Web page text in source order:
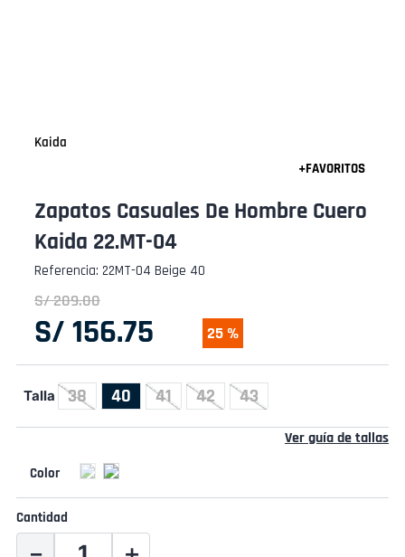
Kaida
Zapatos Casuales De Hombre Cuero
Kaida 22.MT-04
Referencia: 22MT-04 Beige 40
S/209.00
S/ 156.75 25 %
Talla 38 40 41 42 43
Ver guía de tallas
Cantidad